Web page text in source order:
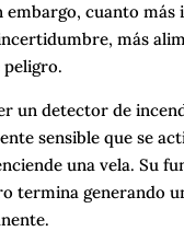
embargo, cuanto más
más
peligro.
un detector de
sensible que se
una vela. Su
termina generando